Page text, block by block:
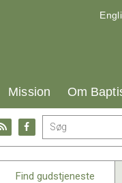
17.0:
25.0:
Mission 26.0:
Om
Gå
til:
Facebook
til:
Find gudstjeneste